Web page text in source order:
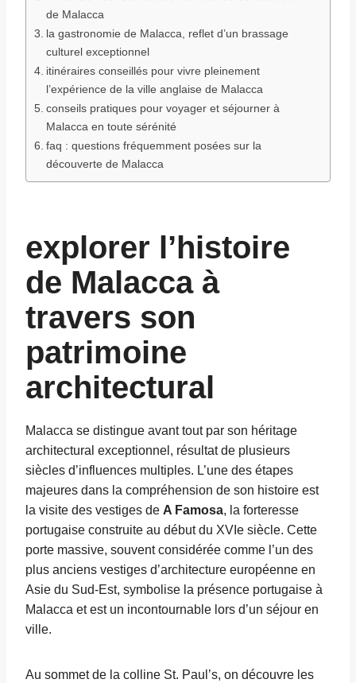
de Malacca
la gastronomie de Malacca, reflet d’un brassage
culturel exceptionnel
itinéraires conseillés pour vivre pleinement
l’expérience de la ville anglaise de Malacca
conseils pratiques pour voyager et séjourner à
Malacca en toute sérénité
faq : questions fréquemment posées sur la
découverte de Malacca
explorer l’histoire
de Malacca à
travers son
patrimoine
architectural
Malacca se distingue avant tout par son héritage
architectural exceptionnel, résultat de plusieurs
siècles d’influences multiples. L’une des étapes
majeures dans la compréhension de son histoire est
la visite des vestiges de A Famosa, la forteresse
portugaise construite au début du XVIe siècle. Cette
porte massive, souvent considérée comme l’un des
plus anciens vestiges d’architecture européenne en
Asie du Sud-Est, symbolise la présence portugaise à
Malacca et est un incontournable lors d’un séjour en
ville.
Au sommet de la colline St. Paul’s, on découvre les